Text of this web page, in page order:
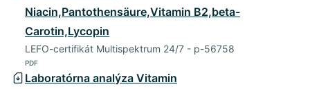
Niacin,Pantothensäure,Vitamin B2,beta-
Carotin,Lycopin
LEFO-certifikát Multispektrum 24/7 - p-56758
PDF
Laboratórna analýza Vitamin